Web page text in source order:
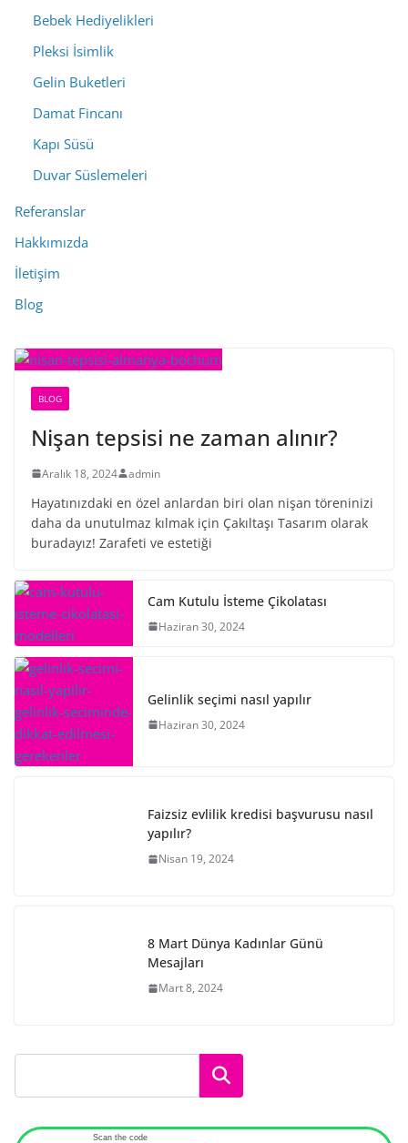
Bebek Hediyelikleri
Pleksi İsimlik
Gelin Buketleri
Damat Fincanı
Kapı Süsü
Duvar Süslemeleri
Referanslar
Hakkımızda
İletişim
Blog
BLOG
Nişan tepsisi ne zaman alınır?
Aralık 18, 2024 admin
Hayatınızdaki en özel anlardan biri olan nişan töreninizi
daha da unutulmaz kılmak için Çakıltaşı Tasarım olarak
buradayız! Zarafeti ve estetiği
Cam Kutulu İsteme Çikolatası
Haziran 30, 2024
Gelinlik seçimi nasıl yapılır
Haziran 30, 2024
Faizsiz evlilik kredisi başvurusu nasıl
yapılır?
Nisan 19, 2024
8 Mart Dünya Kadınlar Günü
Mesajları
Mart 8, 2024
Ara
Scan the code